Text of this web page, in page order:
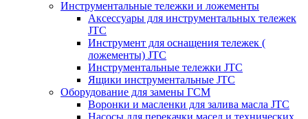
Инструментальные тележки и ложементы
Аксессуары для инструментальных тележек
JTC
Инструмент для оснащения тележек (
ложементы) JTC
Инструментальные тележки JTC
Ящики инструментальные JTC
Оборудование для замены ГСМ
Воронки и масленки для залива масла JTC
Насосы для перекачки масел и технических